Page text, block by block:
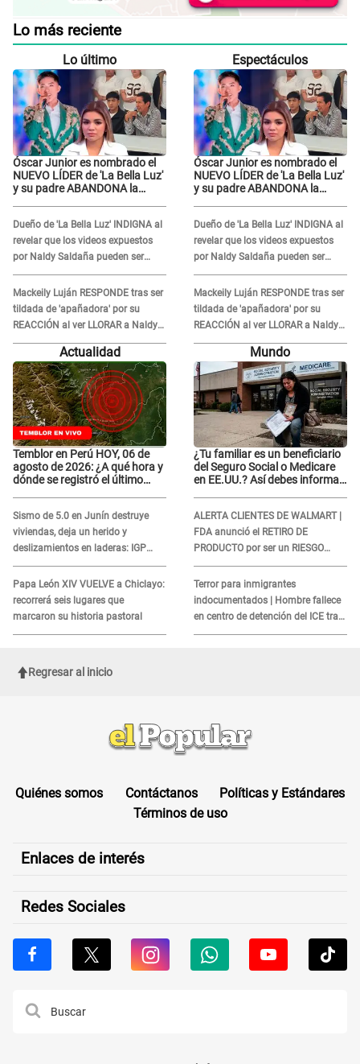
Lo más reciente
Lo último
Óscar Junior es nombrado el
NUEVO LÍDER de 'La Bella Luz'
y su padre ABANDONA la
Dueño de 'La Bella Luz' INDIGNA al
revelar que los videos expuestos
por Naldy Saldaña pueden ser
EDITADOS: "Yo tengo sus dos
visitas..."
Mackeily Luján RESPONDE tras ser
tildada de 'apañadora' por su
REACCIÓN al ver LLORAR a Naldy
Saldaña tras acoso: "No sabía la
Espectáculos
Óscar Junior es nombrado el
NUEVO LÍDER de 'La Bella Luz'
y su padre ABANDONA la
Dueño de 'La Bella Luz' INDIGNA al
revelar que los videos expuestos
por Naldy Saldaña pueden ser
EDITADOS: "Yo tengo sus dos
visitas..."
Mackeily Luján RESPONDE tras ser
tildada de 'apañadora' por su
REACCIÓN al ver LLORAR a Naldy
Saldaña tras acoso: "No sabía la
Actualidad
Temblor en Perú HOY, 06 de
agosto de 2026: ¿A qué hora y
dónde se registró el último
Sismo de 5.0 en Junín destruye
viviendas, deja un herido y
deslizamientos en laderas: IGP
alerta sobre posibles réplicas
Papa León XIV VUELVE a Chiclayo:
recorrerá seis lugares que
marcaron su historia pastoral
Mundo
¿Tu familiar es un beneficiario
del Seguro Social o Medicare
en EE.UU.? Así debes informar
ALERTA CLIENTES DE WALMART |
FDA anunció el RETIRO DE
PRODUCTO por ser un RIESGO
MORTAL para consumidores: ¿Cuál
es?
Terror para inmigrantes
indocumentados | Hombre fallece
en centro de detención del ICE tras
sufrir una "emergencia médica"
Regresar al inicio
Quiénes somos Contáctanos
Políticas y Estándares
Términos de uso
Enlaces de interés
Redes Sociales